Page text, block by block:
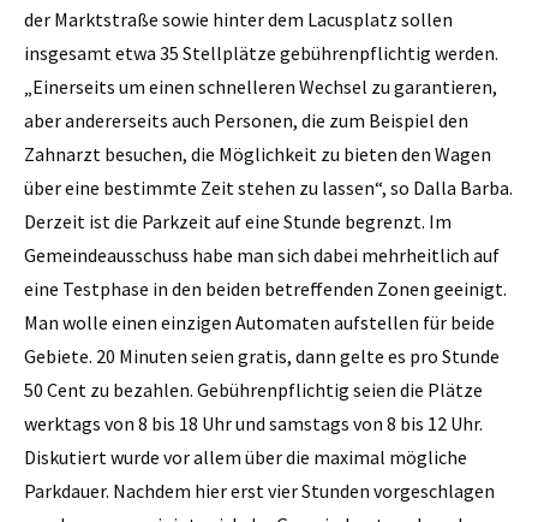
der Marktstraße sowie hinter dem Lacusplatz sollen
insgesamt etwa 35 Stellplätze gebührenpflichtig werden.
„Einerseits um einen schnelleren Wechsel zu garantieren,
aber andererseits auch Personen, die zum Beispiel den
Zahnarzt besuchen, die Möglichkeit zu bieten den Wagen
über eine bestimmte Zeit stehen zu lassen“, so Dalla Barba.
Derzeit ist die Parkzeit auf eine Stunde begrenzt. Im
Gemeindeausschuss habe man sich dabei mehrheitlich auf
eine Testphase in den beiden betreffenden Zonen geeinigt.
Man wolle einen einzigen Automaten aufstellen für beide
Gebiete. 20 Minuten seien gratis, dann gelte es pro Stunde
50 Cent zu bezahlen. Gebührenpflichtig seien die Plätze
werktags von 8 bis 18 Uhr und samstags von 8 bis 12 Uhr.
Diskutiert wurde vor allem über die maximal mögliche
Parkdauer. Nachdem hier erst vier Stunden vorgeschlagen